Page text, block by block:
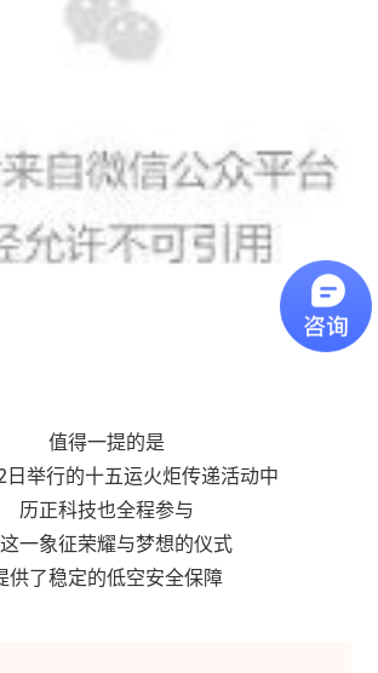
值得一提的是
日举行的十五运火炬传递活动中
历正科技也全程参与
一象征荣耀与梦想的仪式
供了稳定的低空安全保障